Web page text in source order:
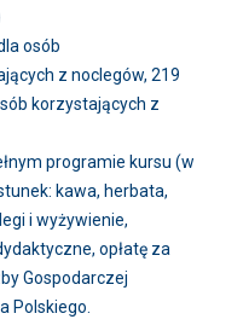
osób
z noclegów, 219
korzystających z
programie kursu (w
kawa, herbata,
i wyżywienie,
opłatę za
Gospodarczej
Polskiego.